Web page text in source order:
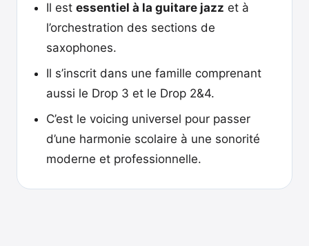
Il est essentiel à la guitare jazz et à
l’orchestration des sections de
saxophones.
Il s’inscrit dans une famille comprenant
aussi le Drop 3 et le Drop 2&4.
C’est le voicing universel pour passer
d’une harmonie scolaire à une sonorité
moderne et professionnelle.